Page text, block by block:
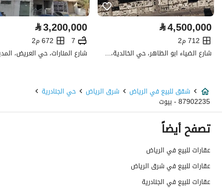
كهرباء
نعم
صرف صحي
عمر العقار
جديد
عرض الشارع
0
رقم المخطط
رقم صك الملكية
واجهة العقار
⃁4,500,000
712 م2
شارع الضياء ابو الظاهر، حي الخالدية، المدينة المنورة
⃁3,200,000
7 672 م2
شقق للبيع في الرياض شرق الرياض حي الجنادرية
87902235 - بيوت
تصفح أيضاً
عقارات للبيع في الرياض
عقارات للبيع في شرق الرياض
عقارات للبيع في الجنادرية